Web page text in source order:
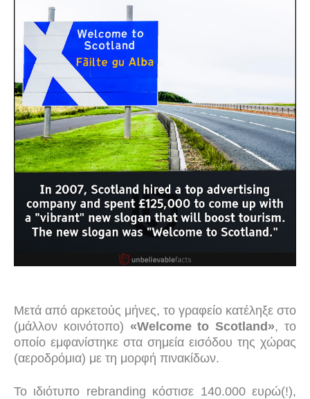
Μετά από αρκετούς μήνες, το γραφείο κατέληξε στο
(μάλλον κοινότοπο) «Welcome to Scotland », το
οποίο εμφανίστηκε στα σημεία εισόδου της χώρας
(αεροδρόμια) με τη μορφή πινακίδων.
Το ιδιότυπο rebranding κόστισε 140.000 ευρώ(!),